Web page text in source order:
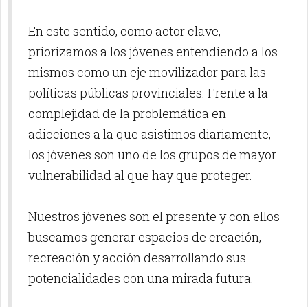
En este sentido, como actor clave,
priorizamos a los jóvenes entendiendo a los
mismos como un eje movilizador para las
políticas públicas provinciales. Frente a la
complejidad de la problemática en
adicciones a la que asistimos diariamente,
los jóvenes son uno de los grupos de mayor
vulnerabilidad al que hay que proteger.
Nuestros jóvenes son el presente y con ellos
buscamos generar espacios de creación,
recreación y acción desarrollando sus
potencialidades con una mirada futura.